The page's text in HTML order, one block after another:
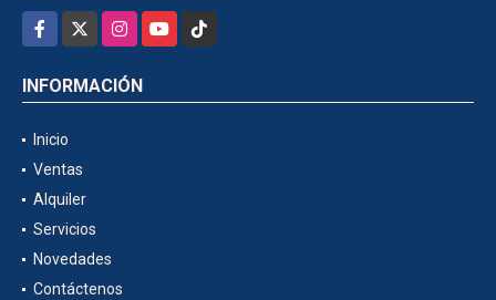
Facebook
InstagramYouTubeTikTok
INFORMACIÓN
Inicio
Ventas
Alquiler
Servicios
Novedades
Contáctenos